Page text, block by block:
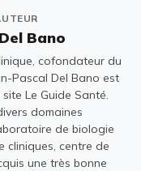
Bano
cofondateur du
Pascal Del Bano est
Le Guide Santé.
domaines
de biologie
cliniques, centre de
une très bonne